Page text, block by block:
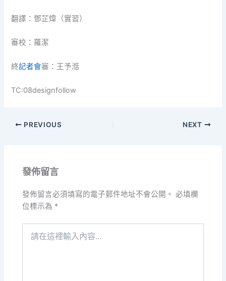
翻譯：鄧芷煒（實習）
審校：羅潔
終記者會審：王予湉
TC:08designfollow
PREVIOUS NEXT
發佈留言
發佈留言必須填寫的電子郵件地址不會公開。 必填欄
位標示為 *